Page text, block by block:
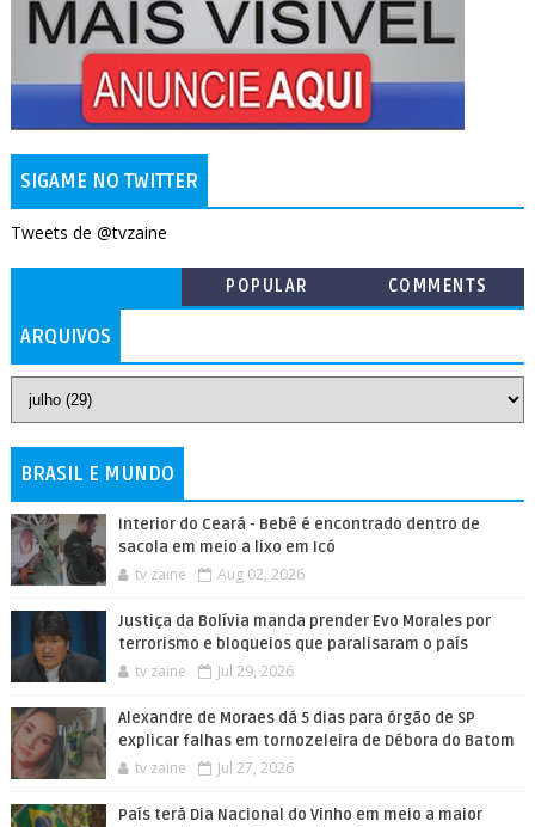
SIGAME NO TWITTER
Tweets de @tvzaine
POPULAR COMMENTS
ARQUIVOS
BRASIL E MUNDO
Interior do Ceará - Bebê é encontrado dentro de
sacola em meio a lixo em Icó
tv zaine Aug 02, 2026
Justiça da Bolívia manda prender Evo Morales por
terrorismo e bloqueios que paralisaram o país
tv zaine Jul 29, 2026
Alexandre de Moraes dá 5 dias para órgão de SP
explicar falhas em tornozeleira de Débora do Batom
tv zaine Jul 27, 2026
País terá Dia Nacional do Vinho em meio a maior